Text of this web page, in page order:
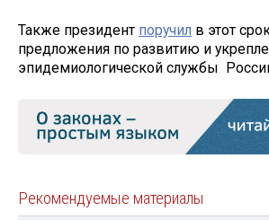
Также президент поручил в этот
предложения по развитию и
эпидемиологической службы
Рекомендуемые материалы